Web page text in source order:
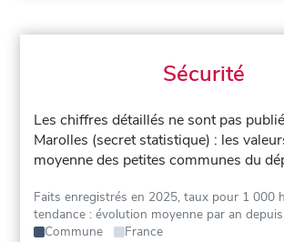
Sécurité
Les chiffres détaillés ne sont pas
Marolles (secret statistique) : les
moyenne des petites communes du
Faits enregistrés en 2025, taux pour 1 000
tendance : évolution moyenne par an
Commune
France